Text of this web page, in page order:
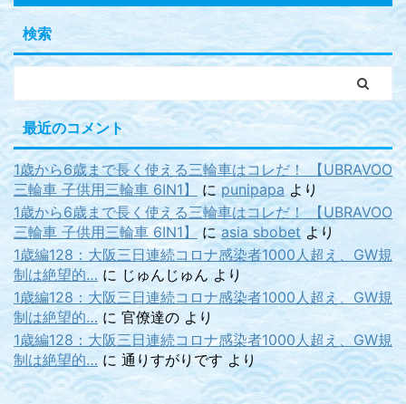
検索
最近のコメント
1歳から6歳まで長く使える三輪車はコレだ！ 【UBRAVOO
三輪車 子供用三輪車 6IN1】
に punipapa より
1歳から6歳まで長く使える三輪車はコレだ！ 【UBRAVOO
三輪車 子供用三輪車 6IN1】 にasia sbobet より
1歳編128：大阪三日連続コロナ感染者1000人超え、GW規
制は絶望的… に じゅんじゅん より
1歳編128：大阪三日連続コロナ感染者1000人超え、GW規
制は絶望的… に 官僚達の より
1歳編128：大阪三日連続コロナ感染者1000人超え、GW規
制は絶望的… に 通りすがりです より